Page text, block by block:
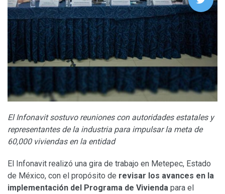
El Infonavit sostuvo reuniones con autoridades estatales y
representantes de la industria para impulsar la meta de
60,000 viviendas en la entidad
El Infonavit realizó una gira de trabajo en Metepec, Estado
de México, con el propósito de revisar los avances en la
implementación del Programa de Vivienda para el